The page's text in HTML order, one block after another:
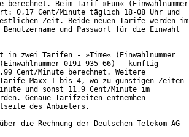
berechnet. Beim Tarif »Fun« (Einwahlnummer
0,17 Cent/Minute täglich 18-08 Uhr und
Zeit. Beide neuen Tarife werden im
und Passwort für die Einwahl
in zwei Tarifen - »Time« (Einwahlnummer
0191 935 66) - künftig
Cent/Minute berechnet. Weitere
Maxx 1 bis 4, wo zu günstigen Zeiten
und sonst 11,9 Cent/Minute im
Genaue Tarifzeiten entnemhen
des Anbieters.
die Rechnung der Deutschen Telekom AG